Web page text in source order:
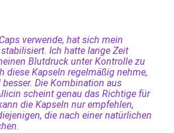
verwende, hat sich mein
Ich hatte lange Zeit
Blutdruck unter Kontrolle zu
diese Kapseln regelmäßig nehme,
Die Kombination aus
scheint genau das Richtige für
die Kapseln nur empfehlen,
die nach einer natürlichen